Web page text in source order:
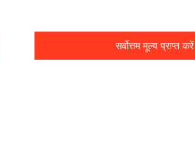
सर्वोत्तम मूल्य प्राप्त करें